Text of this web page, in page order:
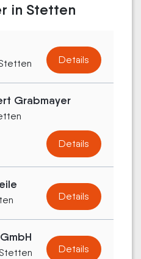
in Stetten
Details
Grabmayer
Details
Details
Details